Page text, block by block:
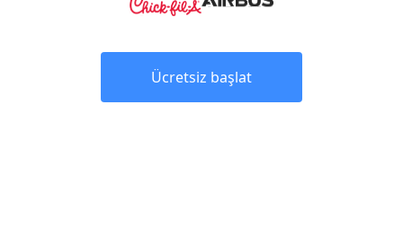
Ücretsiz başlat